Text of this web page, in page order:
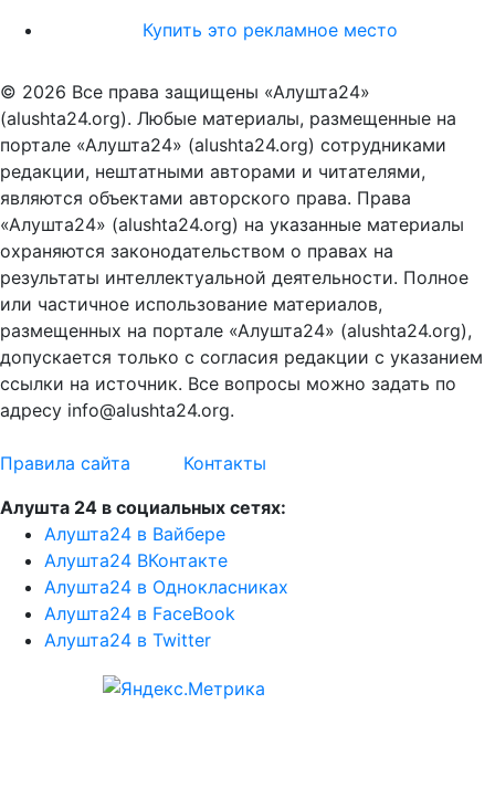
Купить это рекламное место
© 2026 Все права защищены «Алушта24»
(alushta24.org). Любые материалы, размещенные на
портале «Алушта24» (alushta24.org) сотрудниками
редакции, нештатными авторами и читателями,
являются объектами авторского права. Права
«Алушта24» (alushta24.org) на указанные материалы
охраняются законодательством о правах на
результаты интеллектуальной деятельности. Полное
или частичное использование материалов,
размещенных на портале «Алушта24» (alushta24.org),
допускается только с согласия редакции с указанием
ссылки на источник. Все вопросы можно задать по
адресу info@alushta24.org.
Правила сайта
Контакты
Алушта 24 в социальных сетях:
Алушта24 в Вайбере
Алушта24 ВКонтакте
Алушта24 в Однокласниках
Алушта24 в FaceBook
Алушта24 в Twitter